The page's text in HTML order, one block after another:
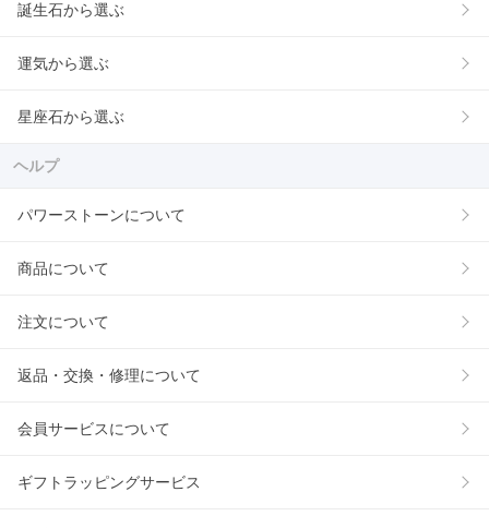
誕生石から選ぶ
運気から選ぶ
星座石から選ぶ
ヘルプ
パワーストーンについて
商品について
注文について
返品・交換・修理について
会員サービスについて
ギフトラッピングサービス